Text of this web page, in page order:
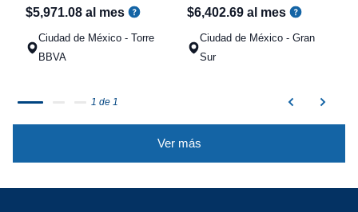
$5,971.08 al mes
Ciudad de México - Torre
BBVA
$6,402.69 al mes
Ciudad de México - Gran
Sur
1 de 1
Ver más